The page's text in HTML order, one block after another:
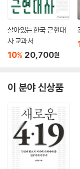
감히 천황제의 신성함을
말 것이다.
---「5장 폭주: 정결한 세
쇼와 천황은 군부대신들
걱정하지 마시라며 천황
나무랐다.
그로부터 4년 후, 스기
정복되지 않았느냐는 질
의 길로 홀린 듯 빠져들
#3. 성공한 ‘쇼와 유신’
일본에서 파멸을 맞은 유
945년 8월 15일, 한반
었다. 공과에 대한 평가
대한제국 시기를 경험한
들로 이들은 ‘유신’의 세
게 ‘유신’은 반짝이고
징이었다.
한국은 1972년의 ‘10월
살아있는 한국 근현대
사 교과서
10% 20,700원
이 분야 신상품